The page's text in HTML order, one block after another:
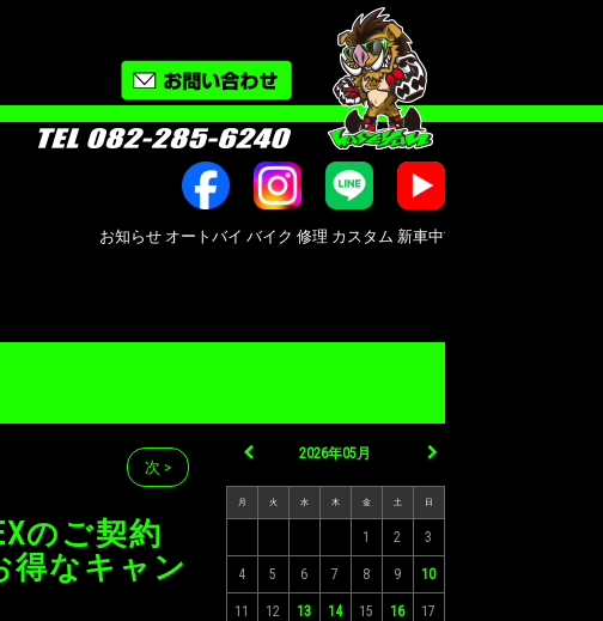
お知らせ オートバイ バイク 修理 カスタム 新車中古車販売 Bike shop
次 >
のご契約
得なキャン
2026年05月
月 火 水 木 金 土 日
1 2 3
4 5 6 7 8 9 10
11 12 13 14 15 16 17